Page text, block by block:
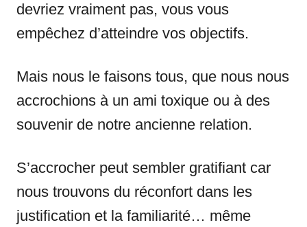
devriez vraiment pas, vous vous
empêchez d’atteindre vos objectifs.
Mais nous le faisons tous, que nous nous
accrochions à un ami toxique ou à des
souvenir de notre ancienne relation.
S’accrocher peut sembler gratifiant car
nous trouvons du réconfort dans les
justification et la familiarité… même